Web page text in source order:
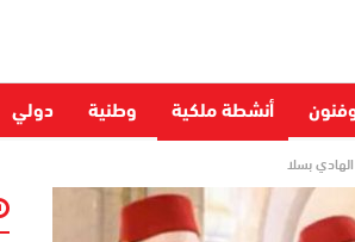
أنشطة ملكية وطنية دولي
بسلا